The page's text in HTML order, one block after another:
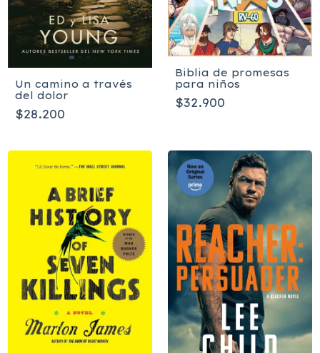
Un camino a través
del dolor
$28.200
Biblia de promesas
para niños
$32.900